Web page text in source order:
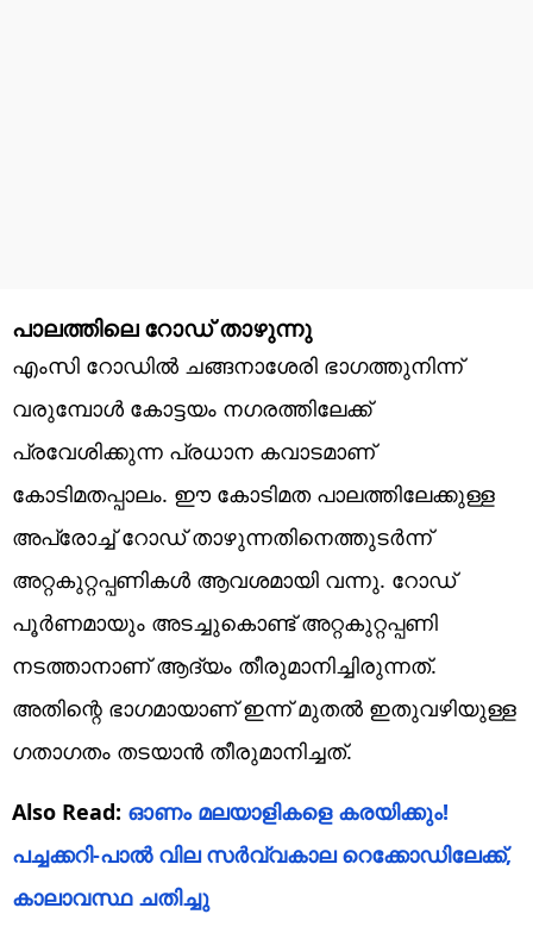
പാലത്തിലെ റോഡ് താഴുന്നു
എംസി റോഡിൽ ചങ്ങനാശേരി ഭാഗത്തുനിന്ന്
വരുമ്പോൾ കോട്ടയം നഗരത്തിലേക്ക്
പ്രവേശിക്കുന്ന പ്രധാന കവാടമാണ്
കോടിമതപ്പാലം. ഈ കോടിമത പാലത്തിലേക്കുള്ള
അ‌പ്രോച്ച് റോഡ് താഴുന്നതിനെത്തുടർന്ന്
അ‌റ്റകുറ്റപ്പണികൾ ആവശമായി വന്നു. റോഡ്
പൂർണമായും അ‌ടച്ചുകൊണ്ട് അ‌റ്റകുറ്റപ്പണി
നടത്താനാണ് ആദ്യം തീരുമാനിച്ചിരുന്നത്.
അ‌തിന്റെ ഭാഗമായാണ് ഇന്ന് മുതൽ ഇതുവഴിയുള്ള
ഗതാഗതം തടയാൻ തീരുമാനിച്ചത്.
Also Read: ഓണം മലയാളികളെ കരയിക്കും!
പച്ചക്കറി-പാൽ വില സർവ്വകാല റെക്കോഡിലേക്ക്,
കാലാവസ്ഥ ചതിച്ചു